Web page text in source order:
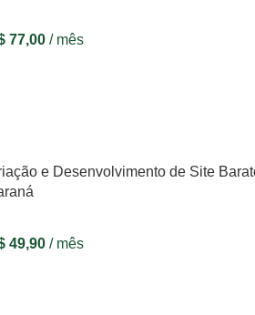
77,00 / mês
e Desenvolvimento de Site
49,90 / mês